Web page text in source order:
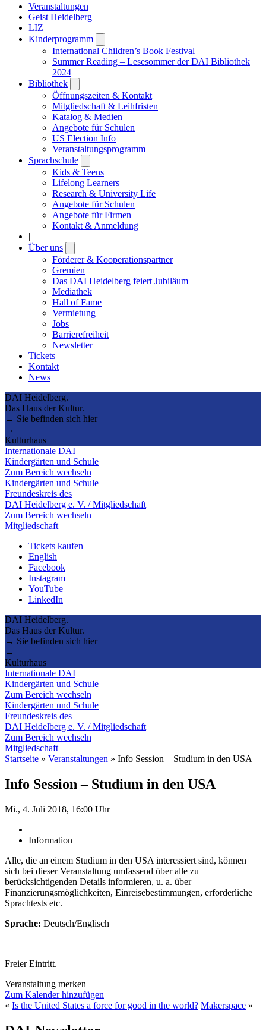
Veranstaltungen
Geist Heidelberg
LIZ
Kinderprogramm
submenu
International Children’s Book Festival
Summer Reading – Lesesommer der DAI Bibliothek
2024
Bibliothek
submenu
Öffnungszeiten & Kontakt
Mitgliedschaft & Leihfristen
Katalog & Medien
Angebote für Schulen
US Election Info
Veranstaltungsprogramm
Sprachschule
submenu
Kids & Teens
Lifelong Learners
Research & University Life
Angebote für Schulen
Angebote für Firmen
Kontakt & Anmeldung
|
Über uns
submenu
Förderer & Kooperationspartner
Gremien
Das DAI Heidelberg feiert Jubiläum
Mediathek
Hall of Fame
Vermietung
Jobs
Barrierefreiheit
Newsletter
Tickets
Kontakt
News
DAI Heidelberg.
Das Haus der Kultur.
→ Sie befinden sich hier
→
Kulturhaus
Internationale DAI
Kindergärten und Schule
Zum Bereich wechseln
Kindergärten und Schule
Freundeskreis des
DAI Heidelberg e. V. / Mitgliedschaft
Zum Bereich wechseln
Mitgliedschaft
Tickets kaufen
English
Facebook
Instagram
YouTube
LinkedIn
DAI Heidelberg.
Das Haus der Kultur.
→ Sie befinden sich hier
→
Kulturhaus
Internationale DAI
Kindergärten und Schule
Zum Bereich wechseln
Kindergärten und Schule
Freundeskreis des
DAI Heidelberg e. V. / Mitgliedschaft
Zum Bereich wechseln
Mitgliedschaft
Startseite » Veranstaltungen » Info Session – Studium in den USA
Info Session – Studium in den USA
Mi., 4. Juli 2018, 16:00 Uhr
Information
Alle, die an einem Studium in den USA interessiert sind, können
sich bei dieser Veranstaltung umfassend über alle zu
berücksichtigenden Details informieren, u. a. über
Finanzierungsmöglichkeiten, Einreisebestimmungen, erforderliche
Sprachtests etc.
Sprache: Deutsch/Englisch
Freier Eintritt.
Veranstaltung merken
Zum Kalender hinzufügen
« Is the United States a force for good in the world? Makerspace »